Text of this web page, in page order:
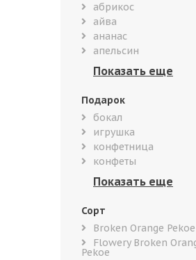
абрикос
айва
ананас
апельсин
Подарок
бокал
игрушка
конфетница
конфеты
Сорт
Broken Orange Pekoe
Flowery Broken
Pekoe